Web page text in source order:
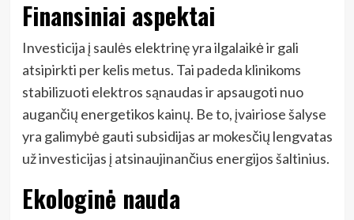
Finansiniai aspektai
Investicija į saulės elektrinę yra ilgalaikė ir gali
atsipirkti per kelis metus. Tai padeda klinikoms
stabilizuoti elektros sąnaudas ir apsaugoti nuo
augančių energetikos kainų. Be to, įvairiose šalyse
yra galimybė gauti subsidijas ar mokesčių lengvatas
už investicijas į atsinaujinančius energijos šaltinius.
Ekologinė nauda